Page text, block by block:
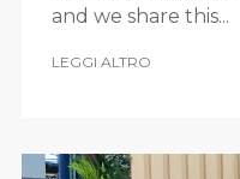
and we share this...
LEGGI ALTRO